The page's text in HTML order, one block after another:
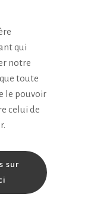
qui
notre
toute
le pouvoir
celui de
sur